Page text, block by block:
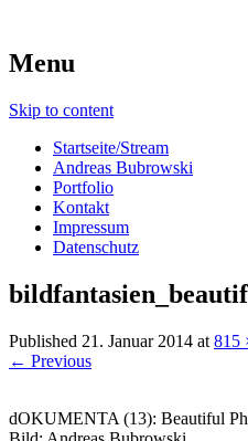
Menu
Skip to content
Startseite/Stream
Andreas Bubrowski
Portfolio
Kontakt
Impressum
Datenschutz
Published 21. Januar 2014 at 815
← Previous
dOKUMENTA (13): Beautiful